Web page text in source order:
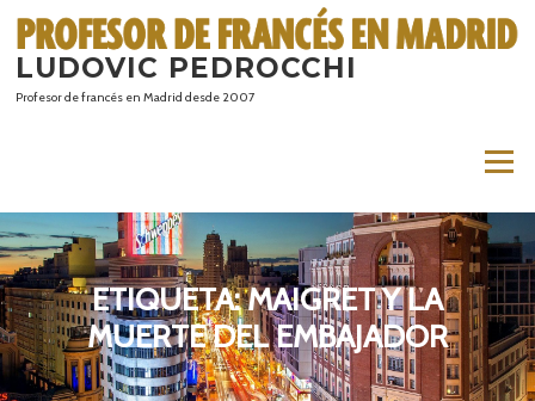
contenido
LUDOVIC PEDROCCHI
Profesor de francés en Madrid desde 2007
Menú
ETIQUETA:MAIGRET Y LA
MUERTE DEL EMBAJADOR